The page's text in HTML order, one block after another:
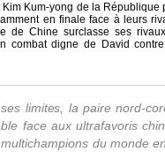
Kum-yong de la
en finale face à leurs
de Chine surclasse ses
combat digne de David
limites, la paire nord-
face aux ultrafavoris
du monde